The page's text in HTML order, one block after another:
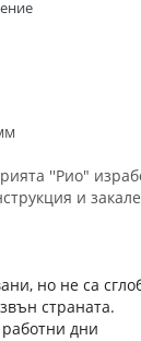
''Рио"
и
но не са
страната.
работни дни